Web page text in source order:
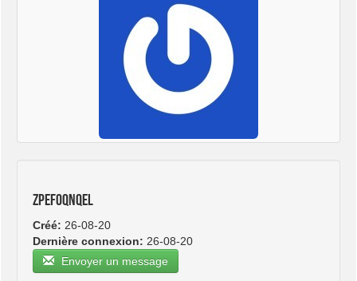
zpefoqnqel
Créé: 26-08-20
Dernière connexion: 26-08-20
Envoyer un message